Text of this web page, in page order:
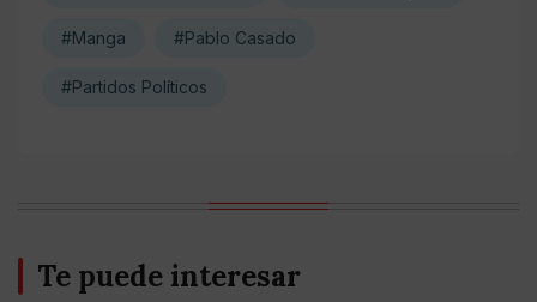
#Manga #Pablo Casado
#Partidos Políticos
Te puede interesar